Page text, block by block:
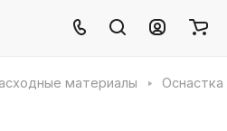
материалы